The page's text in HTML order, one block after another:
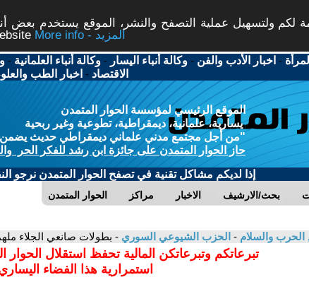
لكم ولتسهيل عملية التصفح والنشر، الموقع يستخدم بعض
More info - المزيد
- اخبار الأدب والفن -وكالة أنباء اليسار -وكالة أنباء العلمانية -
الاقتصاد - اخبار الطب
الموقع الرئيسي لمؤسسة الحوار المتمدن
يسارية، علمانية، ديمقراطية، تطوعية وغير ربحية
"من أجل مجتمع مدني علماني ديمقراطي حديث يضمن
حاز الحوار المتمدن على جائزة ابن رشد للفكر الحر
إذا لديكم مشاكل تقنية في تصفح الحوار المتمدن نرجو
الحوار المتمدن مراكز الاخبار بحث/الارشيف
الحرب والسلام - الحزب الشيوعي السوري - بطولات صانعي الجلاء
تبرعاتكم وتبرعاتكن المالية تحفظ استقلال
استمرارية هذا الفضاء